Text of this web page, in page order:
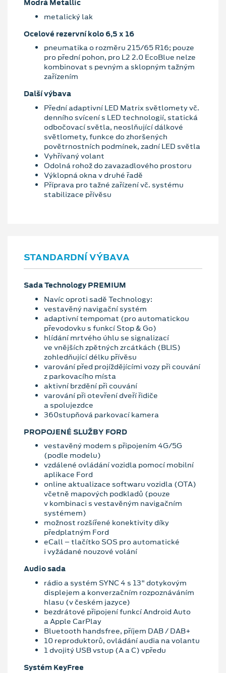
Modrá Metallic
metalický lak
Ocelové rezervní kolo 6,5 x 16
pneumatika o rozměru 215/65 R16; pouze
pro přední pohon, pro L2 2.0 EcoBlue nelze
kombinovat s pevným a sklopným tažným
zařízením
Další výbava
Přední adaptivní LED Matrix světlomety vč.
denního svícení s LED technologií, statická
odbočovací světla, neoslňující dálkové
světlomety, funkce do zhoršených
povětrnostních podmínek, zadní LED světla
Vyhřívaný volant
Odolná rohož do zavazadlového prostoru
Výklopná okna v druhé řadě
Příprava pro tažné zařízení vč. systému
stabilizace přívěsu
STANDARDNÍ VÝBAVA
Sada Technology PREMIUM
Navíc oproti sadě Technology:
vestavěný navigační systém
adaptivní tempomat (pro automatickou
převodovku s funkcí Stop & Go)
hlídání mrtvého úhlu se signalizací
ve vnějších zpětných zrcátkách (BLIS)
zohledňující délku přívěsu
varování před projíždějícími vozy při couvání
z parkovacího místa
aktivní brzdění při couvání
varování při otevření dveří řidiče
a spolujezdce
360stupňová parkovací kamera
PROPOJENÉ SLUŽBY FORD
vestavěný modem s připojením 4G/5G
(podle modelu)
vzdálené ovládání vozidla pomocí mobilní
aplikace Ford
online aktualizace softwaru vozidla (OTA)
včetně mapových podkladů (pouze
v kombinaci s vestavěným navigačním
systémem)
možnost rozšířené konektivity díky
předplatným Ford
eCall – tlačítko SOS pro automatické
i vyžádané nouzové volání
Audio sada
rádio a systém SYNC 4 s 13" dotykovým
displejem a konverzačním rozpoznáváním
hlasu (v českém jazyce)
bezdrátové připojení funkcí Android Auto
a Apple CarPlay
Bluetooth handsfree, příjem DAB / DAB+
10 reproduktorů, ovládání audia na volantu
1 dvojitý USB vstup (A a C) vpředu
Systém KeyFree